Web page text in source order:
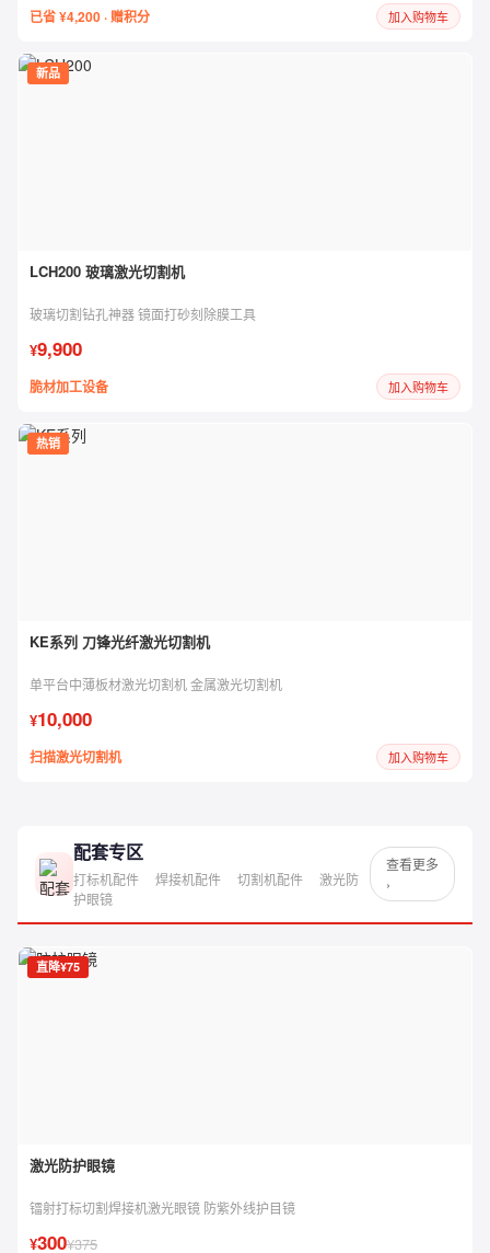
已省 ¥4,200 · 赠积分 加入购物车
新品
LCH200 玻璃激光切割机
玻璃切割钻孔神器 镜面打砂刻除膜工具
¥9,900
脆材加工设备 加入购物车
热销
KE系列 刀锋光纤激光切割机
单平台中薄板材激光切割机 金属激光切割机
¥10,000
扫描激光切割机 加入购物车
配套专区
打标机配件 焊接机配件 切割机配件
激光防
护眼镜
查看更多
›
直降¥75
激光防护眼镜
镭射打标切割焊接机激光眼镜 防紫外线护目镜
¥300¥375